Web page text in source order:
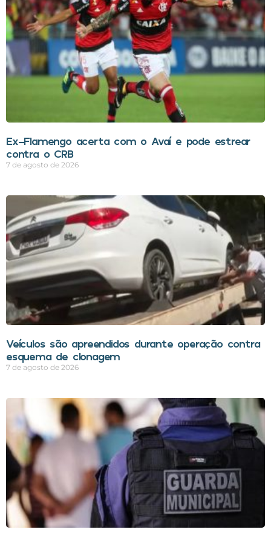
Ex-Flamengo acerta com o Avaí e pode estrear
contra o CRB
7 de agosto de 2026
Veículos são apreendidos durante operação contra
esquema de clonagem
7 de agosto de 2026